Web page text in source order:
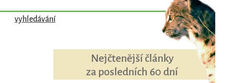
vyhledávání
Nejčtenější články
za posledních 60 dní